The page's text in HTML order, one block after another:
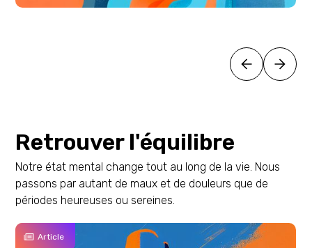
Retrouver l'équilibre
Notre état mental change tout au long de la vie. Nous
passons par autant de maux et de douleurs que de
périodes heureuses ou sereines.
Article